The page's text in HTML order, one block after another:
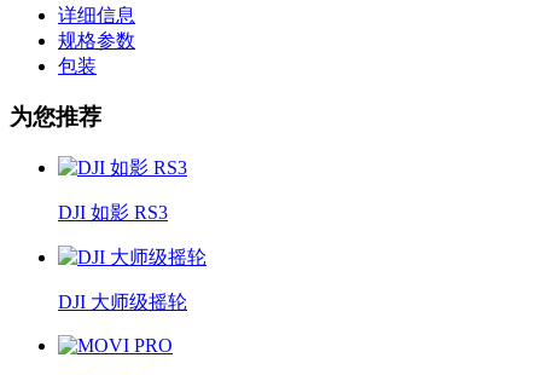
详细信息
规格参数
包装
为您推荐
DJI 如影 RS3
DJI 大师级摇轮